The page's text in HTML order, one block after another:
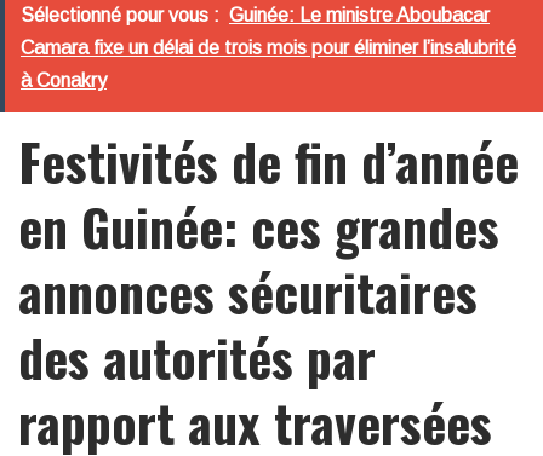
Sélectionné pour vous : Guinée: Le ministre Aboubacar
Camara fixe un délai de trois mois pour éliminer l’insalubrité
à Conakry
Festivités de fin d’année
en Guinée: ces grandes
annonces sécuritaires
des autorités par
rapport aux traversées